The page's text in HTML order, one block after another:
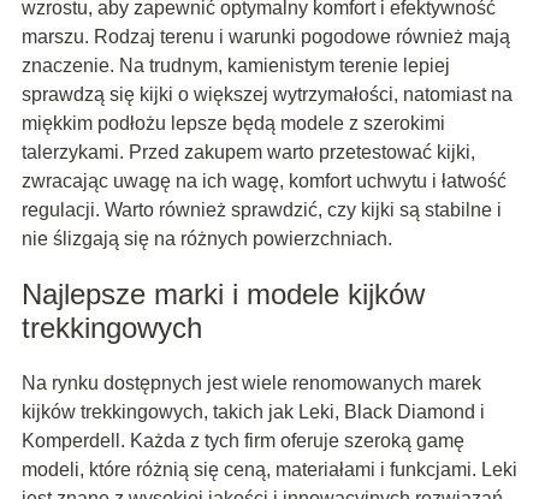
wzrostu, aby zapewnić optymalny komfort i efektywność
marszu. Rodzaj terenu i warunki pogodowe również mają
znaczenie. Na trudnym, kamienistym terenie lepiej
sprawdzą się kijki o większej wytrzymałości, natomiast na
miękkim podłożu lepsze będą modele z szerokimi
talerzykami. Przed zakupem warto przetestować kijki,
zwracając uwagę na ich wagę, komfort uchwytu i łatwość
regulacji. Warto również sprawdzić, czy kijki są stabilne i
nie ślizgają się na różnych powierzchniach.
Najlepsze marki i modele kijków
trekkingowych
Na rynku dostępnych jest wiele renomowanych marek
kijków trekkingowych, takich jak Leki, Black Diamond i
Komperdell. Każda z tych firm oferuje szeroką gamę
modeli, które różnią się ceną, materiałami i funkcjami. Leki